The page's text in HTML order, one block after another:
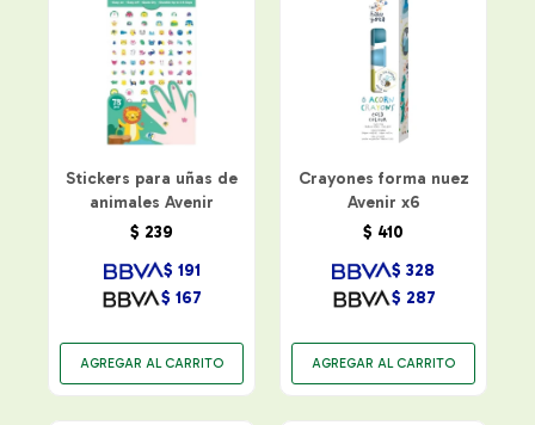
Stickers para uñas de
animales Avenir
$ 239
$ 167
$ 191
Crayones forma nuez
Avenir x6
$ 410
$ 287
$ 328